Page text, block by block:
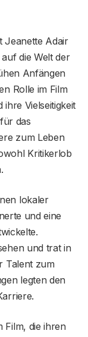
Jeanette Adair
die Welt der
Anfängen
Rolle im Film
Vielseitigkeit
das
zum Leben
Kritikerlob
lokaler
und eine
und trat in
Talent zum
legten den
Film, die ihren